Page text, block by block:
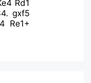
Rd1
gxf5
Re1+